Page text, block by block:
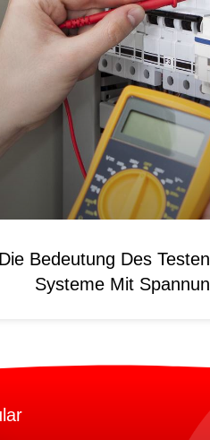
Die Bedeutung Des
Systeme Mit